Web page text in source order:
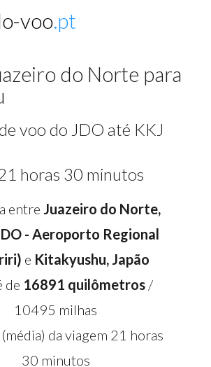
voo.pt
do Norte para
voo do JDO até KKJ
horas 30 minutos
entre Juazeiro do Norte,
- Aeroporto Regional
e Kitakyushu, Japão
de 16891 quilômetros /
10495 milhas
da viagem 21 horas
30 minutos